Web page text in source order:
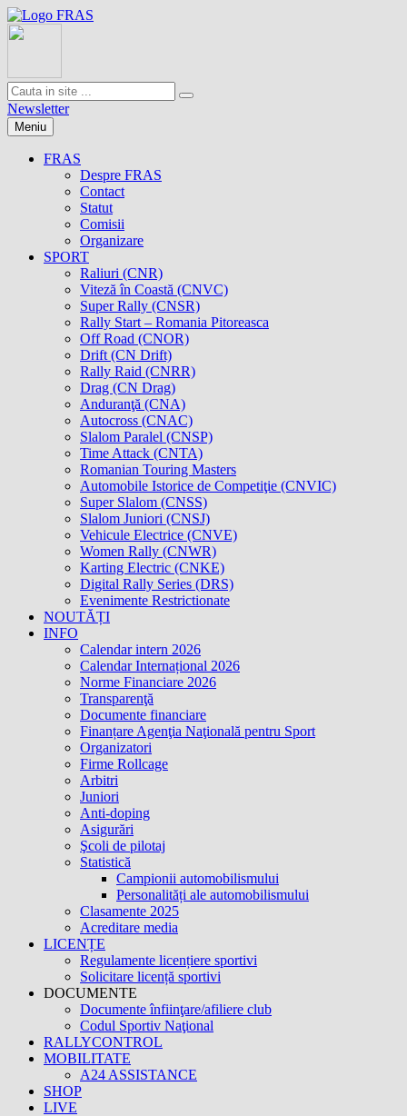
Newsletter
Meniu
FRAS
Despre FRAS
Contact
Statut
Comisii
Organizare
SPORT
Raliuri (CNR)
Viteză în Coastă (CNVC)
Super Rally (CNSR)
Rally Start – Romania Pitoreasca
Off Road (CNOR)
Drift (CN Drift)
Rally Raid (CNRR)
Drag (CN Drag)
Anduranţă (CNA)
Autocross (CNAC)
Slalom Paralel (CNSP)
Time Attack (CNTA)
Romanian Touring Masters
Automobile Istorice de Competiţie (CNVIC)
Super Slalom (CNSS)
Slalom Juniori (CNSJ)
Vehicule Electrice (CNVE)
Women Rally (CNWR)
Karting Electric (CNKE)
Digital Rally Series (DRS)
Evenimente Restrictionate
NOUTĂȚI
INFO
Calendar intern 2026
Calendar Internațional 2026
Norme Financiare 2026
Transparenţă
Documente financiare
Finanțare Agenţia Naţională pentru Sport
Organizatori
Firme Rollcage
Arbitri
Juniori
Anti-doping
Asigurări
Şcoli de pilotaj
Statistică
Campionii automobilismului
Personalități ale automobilismului
Clasamente 2025
Acreditare media
LICENȚE
Regulamente licențiere sportivi
Solicitare licență sportivi
DOCUMENTE
Documente înfiinţare/afiliere club
Codul Sportiv Naţional
RALLYCONTROL
MOBILITATE
A24 ASSISTANCE
SHOP
LIVE